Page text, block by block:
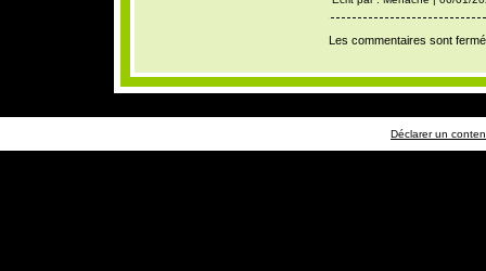
Les commentaires sont
Déclarer un